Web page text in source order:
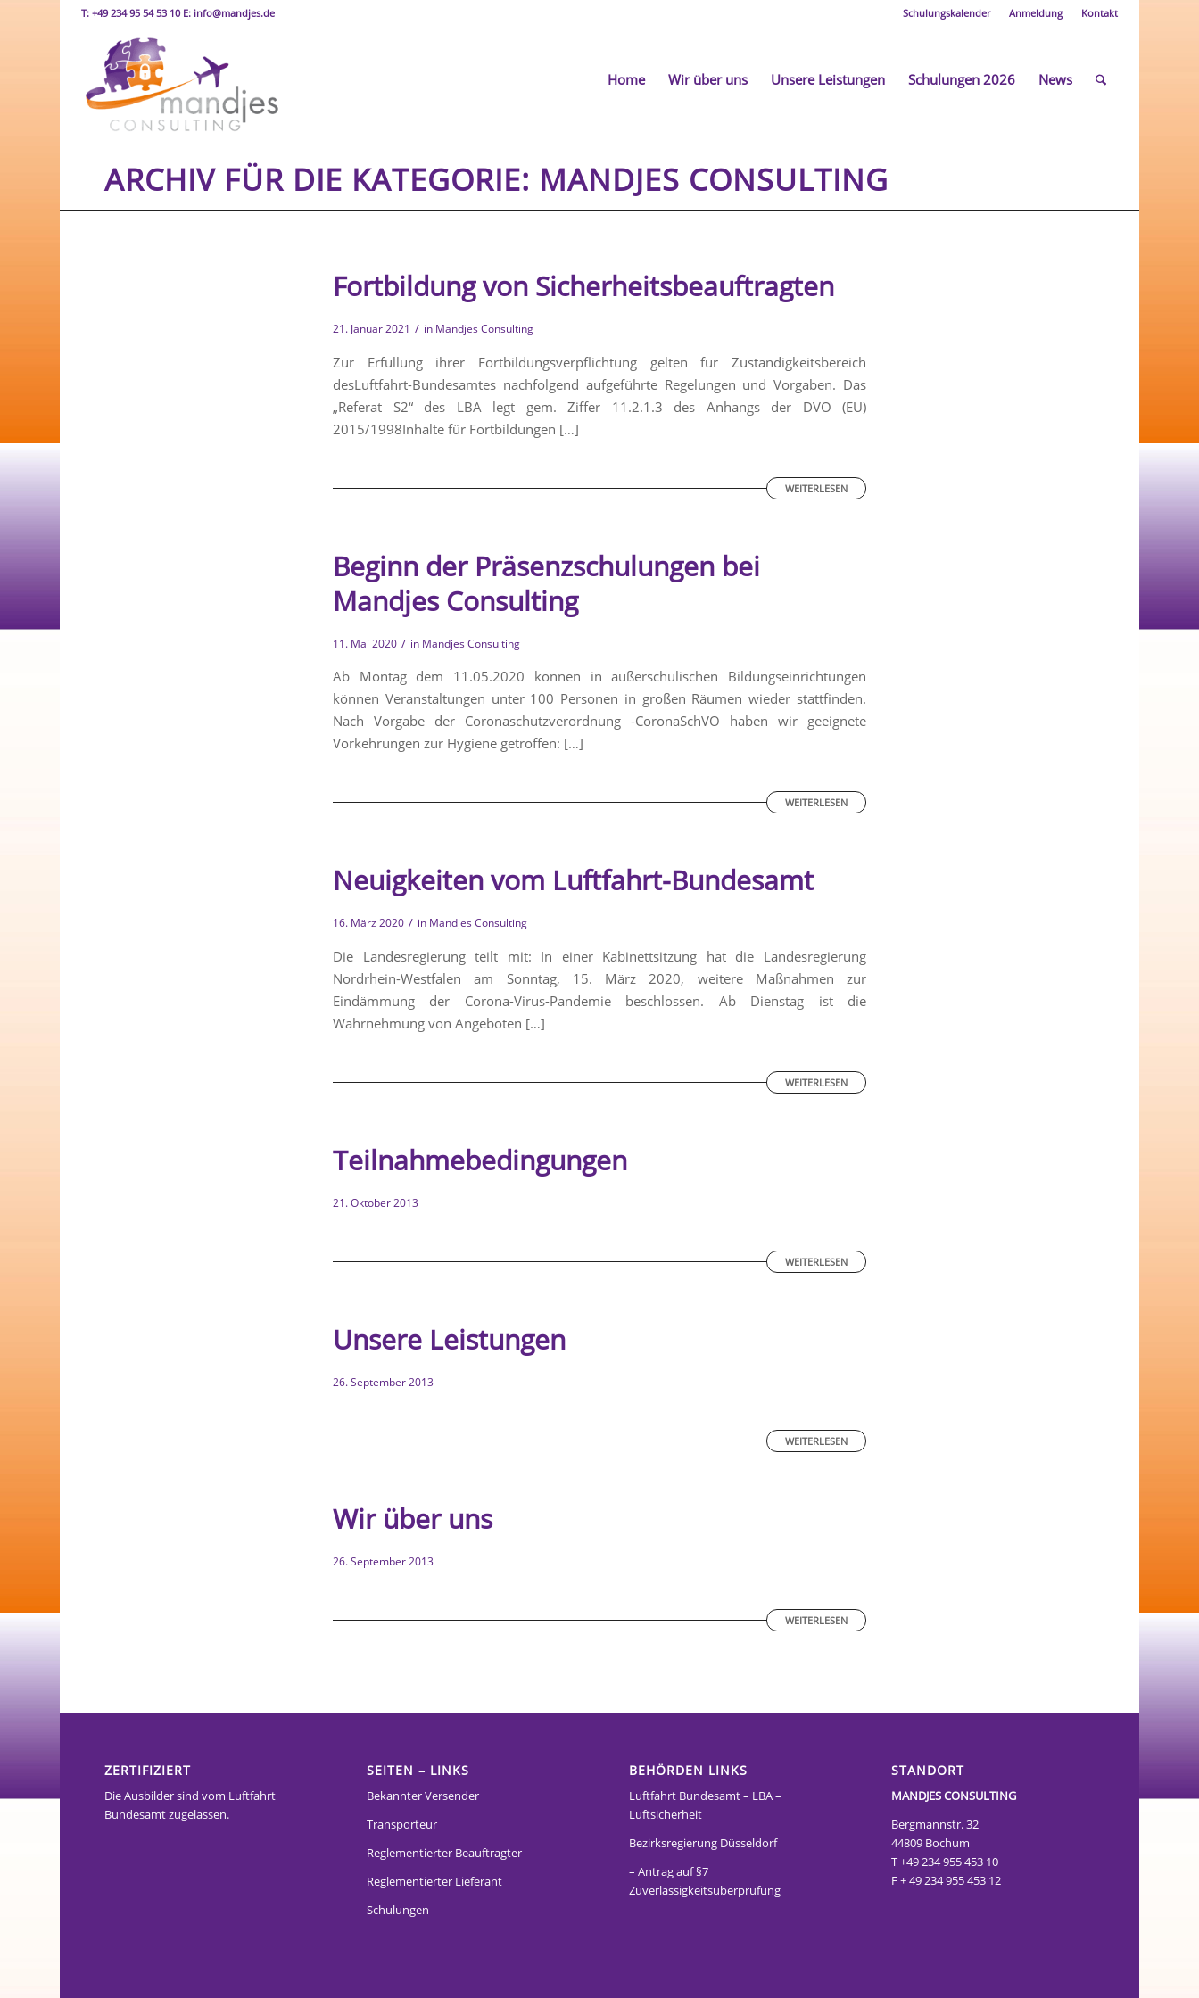
Schulungskalender Anmeldung Kontakt
T: +49 234 95 54 53 10 E: info@mandjes.de
Home Wir über uns Unsere Leistungen Schulungen 2026 News
ARCHIV FÜR DIE KATEGORIE: MANDJES CONSULTING
Fortbildung von Sicherheitsbeauftragten
21. Januar 2021 / in Mandjes Consulting
Zur Erfüllung ihrer Fortbildungsverpflichtung gelten für Zuständigkeitsbereich
desLuftfahrt-Bundesamtes nachfolgend aufgeführte Regelungen und Vorgaben. Das
„Referat S2“ des LBA legt gem. Ziffer 11.2.1.3 des Anhangs der DVO (EU)
2015/1998Inhalte für Fortbildungen […]
WEITERLESEN
Beginn der Präsenzschulungen bei
Mandjes Consulting
11. Mai 2020 / in Mandjes Consulting
Ab Montag dem 11.05.2020 können in außerschulischen Bildungseinrichtungen
können Veranstaltungen unter 100 Personen in großen Räumen wieder stattfinden.
Nach Vorgabe der Coronaschutzverordnung -CoronaSchVO haben wir geeignete
Vorkehrungen zur Hygiene getroffen: […]
WEITERLESEN
Neuigkeiten vom Luftfahrt-Bundesamt
16. März 2020 / in Mandjes Consulting
Die Landesregierung teilt mit: In einer Kabinettsitzung hat die Landesregierung
Nordrhein-Westfalen am Sonntag, 15. März 2020, weitere Maßnahmen zur
Eindämmung der Corona-Virus-Pandemie beschlossen. Ab Dienstag ist die
Wahrnehmung von Angeboten […]
WEITERLESEN
Teilnahmebedingungen
21. Oktober 2013
WEITERLESEN
Unsere Leistungen
26. September 2013
WEITERLESEN
Wir über uns
26. September 2013
WEITERLESEN
ZERTIFIZIERT
Die Ausbilder sind vom Luftfahrt
Bundesamt zugelassen.
SEITEN – LINKS
Bekannter Versender
Transporteur
Reglementierter Beauftragter
Reglementierter Lieferant
Schulungen
BEHÖRDEN LINKS
Luftfahrt Bundesamt – LBA –
Luftsicherheit
Bezirksregierung Düsseldorf
– Antrag auf §7
Zuverlässigkeitsüberprüfung
STANDORT
MANDJES CONSULTING
Bergmannstr. 32
44809 Bochum
T +49 234 955 453 10
F + 49 234 955 453 12